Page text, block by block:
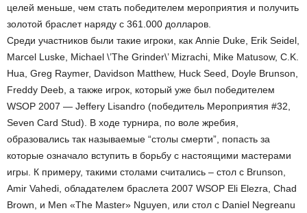
целей меньше, чем стать победителем мероприятия и получить
золотой браслет наряду с 361.000 долларов.
Среди участников были такие игроки, как Annie Duke, Erik Seidel,
Marcel Luske, Michael \’The Grinder\’ Mizrachi, Mike Matusow, C.K.
Hua, Greg Raymer, Davidson Matthew, Huck Seed, Doyle Brunson,
Freddy Deeb, а также игрок, который уже был победителем
WSOP 2007 — Jeffery Lisandro (победитель Мероприятия #32,
Seven Card Stud). В ходе турнира, по воле жребия,
образовались так называемые “столы смерти”, попасть за
которые означало вступить в борьбу с настоящими мастерами
игры. К примеру, такими столами считались – стол с Brunson,
Amir Vahedi, обладателем браслета 2007 WSOP Eli Elezra, Chad
Brown, и Men «The Master» Nguyen, или стол с Daniel Negreanu